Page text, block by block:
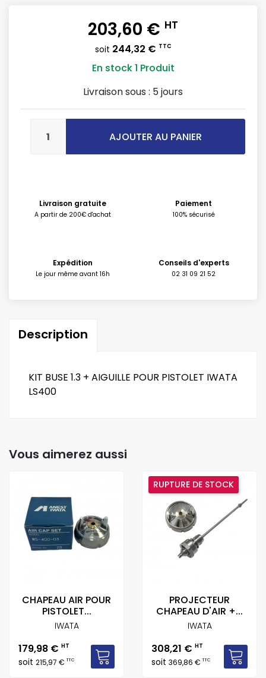
203,60 € HT
soit 244,32 € TTC
En stock1 Produit
Livraison sous : 5 jours
AJOUTER AU PANIER
Livraison gratuite
A partir de 200€ d'achat
Paiement
100% sécurisé
Expédition
Le jour même avant 16h
Conseils d'experts
02 31 09 21 52
Description
KIT BUSE 1.3 + AIGUILLE POUR PISTOLET IWATA
LS400
Vous aimerez aussi
CHAPEAU AIR POUR
PISTOLET...
IWATA
Prix
179,98 € HT
soit 215,97 €TTC
PROJECTEUR
CHAPEAU D'AIR +...
IWATA
Prix
308,21 € HT
soit 369,86 €TTC
RUPTURE DE STOCK